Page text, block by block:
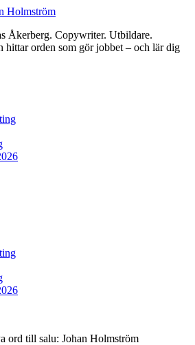
Åkerberg. Copywriter. Utbildare.
hittar orden som gör jobbet – och lär dig
ord till salu: Johan Holmström